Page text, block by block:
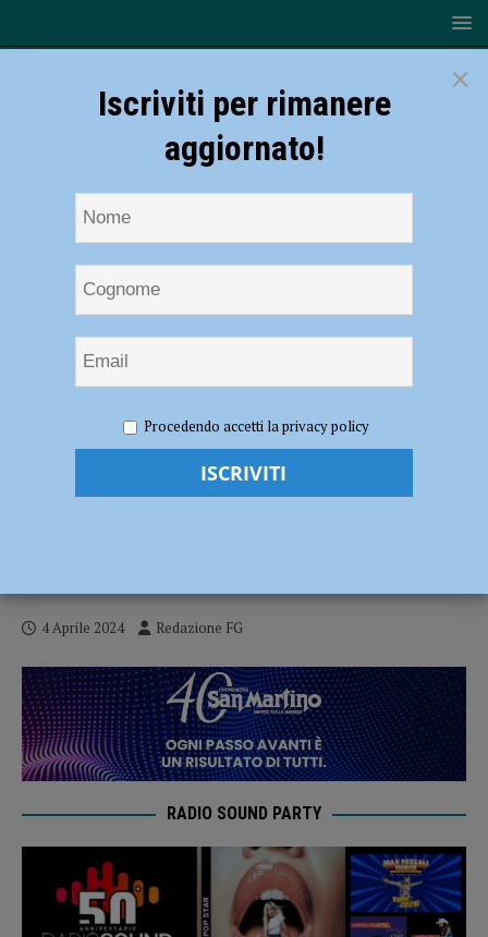
spende 12 mila euro per un avvocato di Parma invece di impiegare i
legali dell’ente, perché?”
Lega e FdI: “Il Comune spende 12 mila
4 Aprile 2024 Redazione FG
RADIO SOUND PARTY
×
Iscriviti per rimanere
aggiornato!
Procedendo accetti la privacy policy